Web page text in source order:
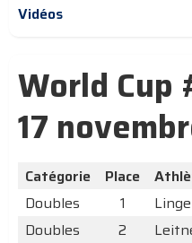
Vidéos
World Cup
17
Catégorie Place
Doubles
1
Doubles
2